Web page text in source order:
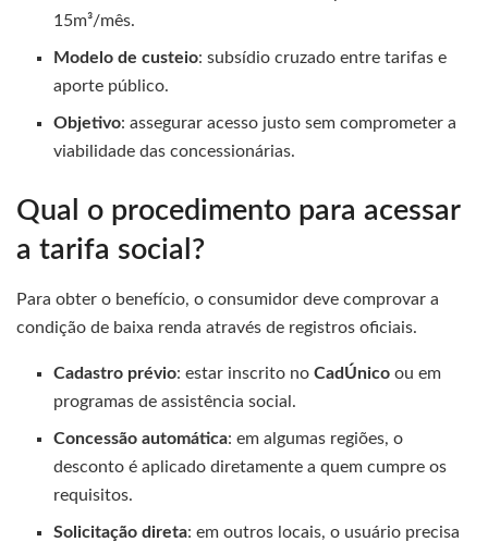
15m³/mês.
Modelo de custeio: subsídio cruzado entre tarifas e
aporte público.
Objetivo: assegurar acesso justo sem comprometer a
viabilidade das concessionárias.
Qual o procedimento para acessar
a tarifa social?
Para obter o benefício, o consumidor deve comprovar a
condição de baixa renda através de registros oficiais.
Cadastro prévio: estar inscrito noCadÚnico ou em
programas de assistência social.
Concessão automática: em algumas regiões, o
desconto é aplicado diretamente a quem cumpre os
requisitos.
Solicitação direta: em outros locais, o usuário precisa